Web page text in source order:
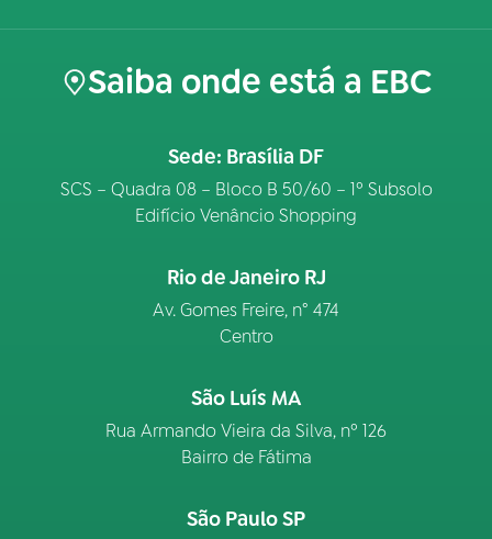
Saiba onde está a EBC
Sede: Brasília DF
SCS – Quadra 08 – Bloco B 50/60 – 1º Subsolo
Edifício Venâncio Shopping
Rio de Janeiro RJ
Av. Gomes Freire, n° 474
Centro
São Luís MA
Rua Armando Vieira da Silva, nº 126
Bairro de Fátima
São Paulo SP